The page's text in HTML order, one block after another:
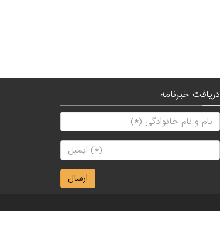
دریافت خبرنامه